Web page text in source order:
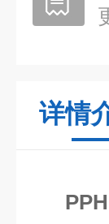
详情